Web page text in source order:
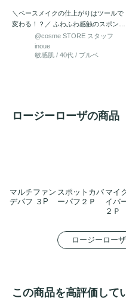
＼ベースメイクの仕上がりはツールで
変わる！？／ ふわふわ感触のスポンジ
は、肌あたりが良く気持ち…
@cosme STORE スタッフ
inoue
敏感肌 / 40代 / ブルベ
ロージーローザの商品
マルチファン
デパフ ３P
スポットカバ
ーパフ２Ｐ
マイ
イバ
２Ｐ
ロージーロー
この商品を高評価して